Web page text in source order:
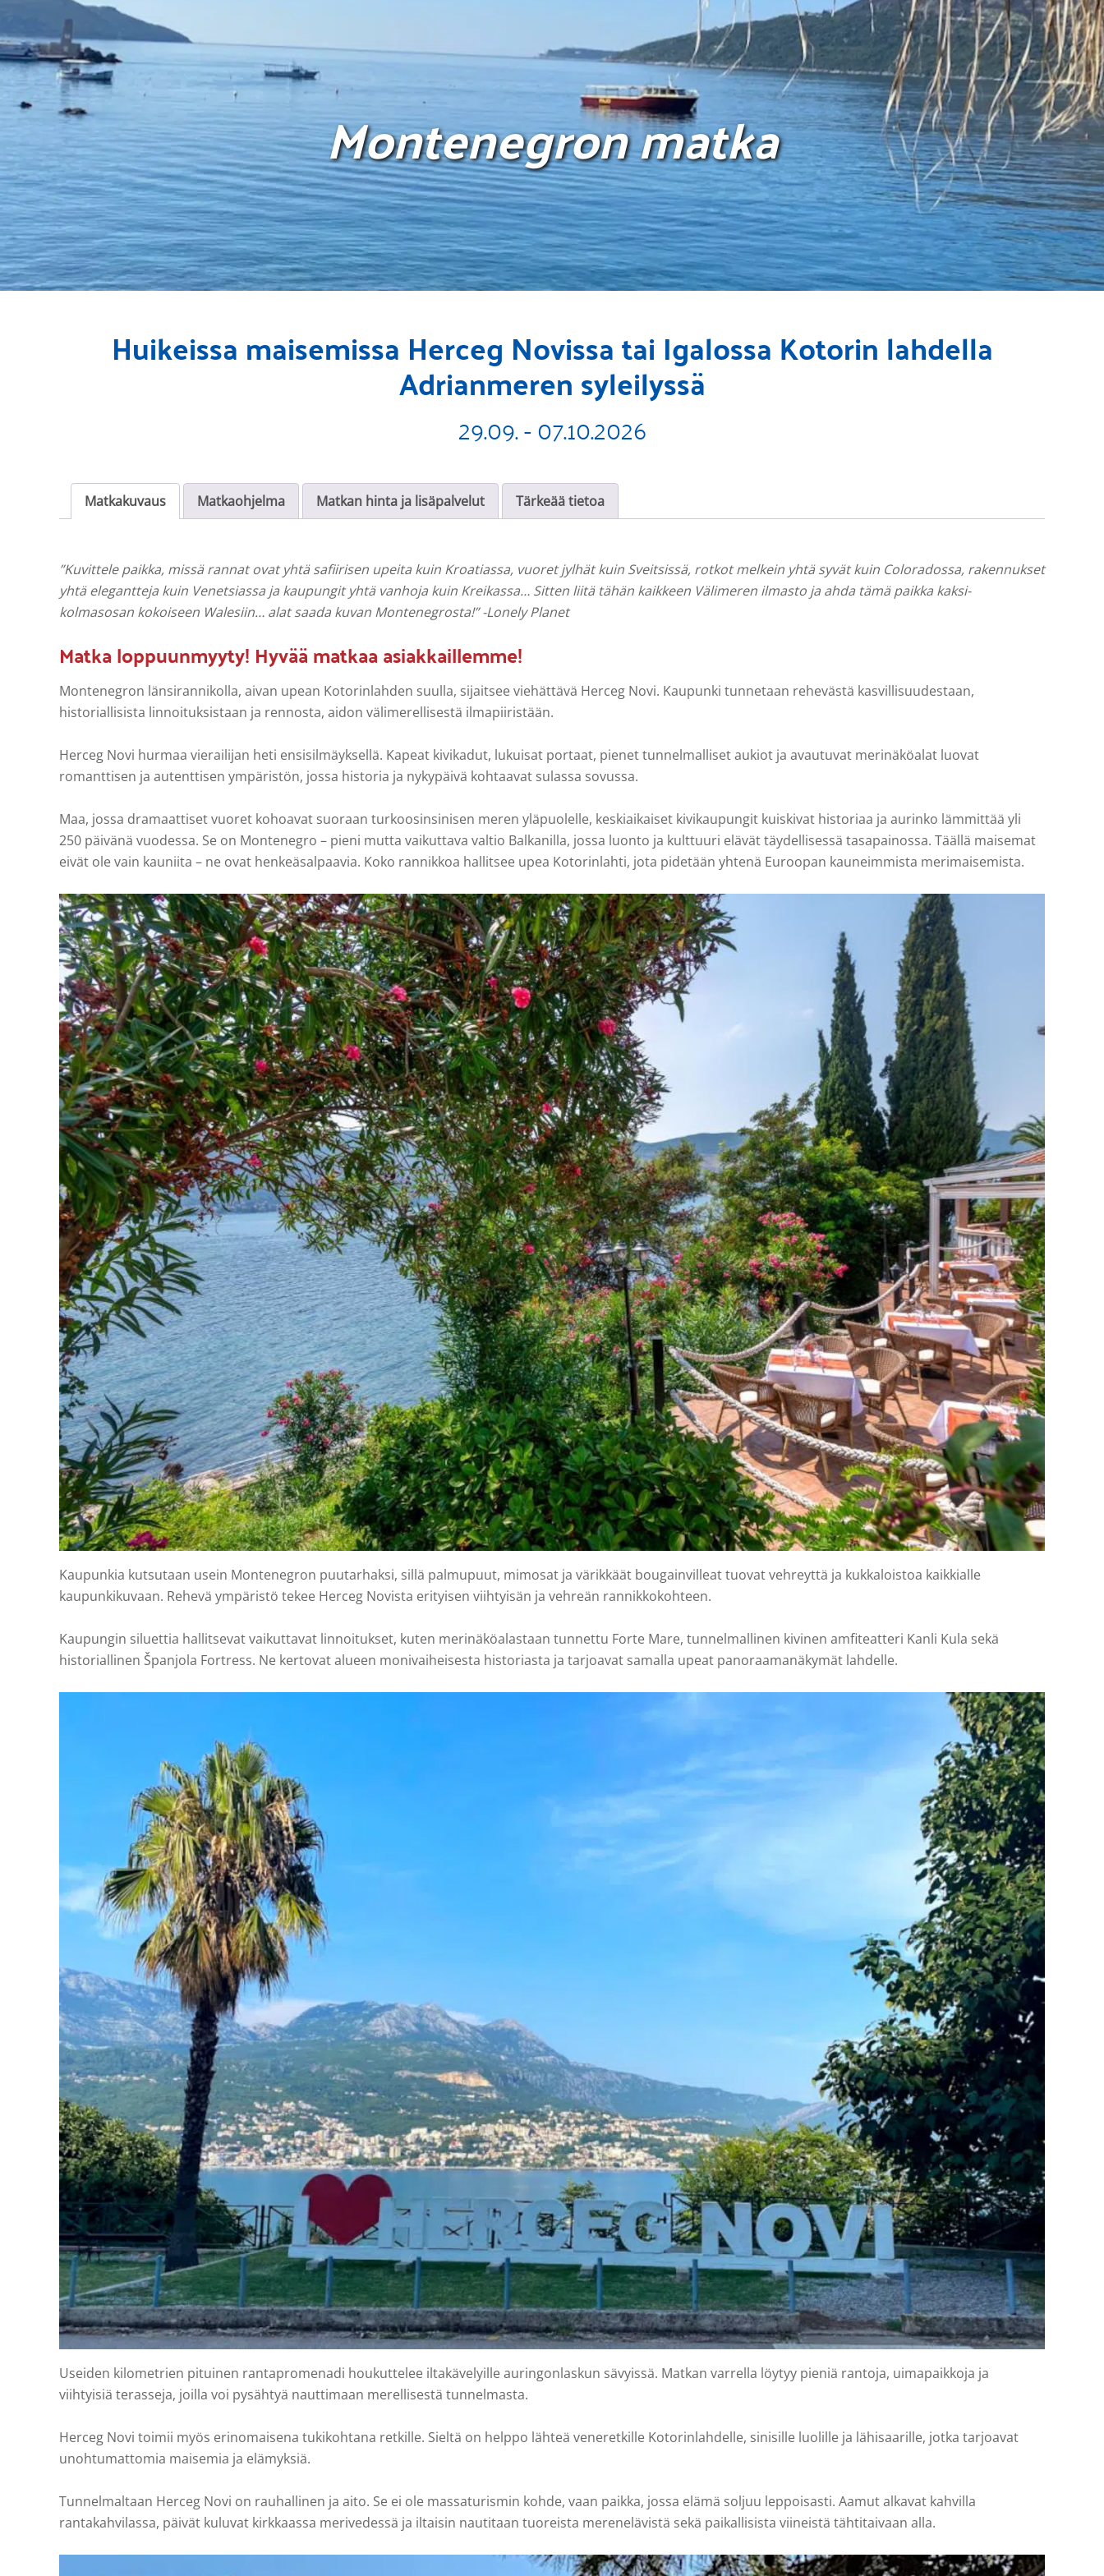
Montenegron matka
Huikeissa maisemissa Herceg Novissa tai Igalossa Kotorin lahdella
Adrianmeren syleilyssä
29.09. - 07.10.2026
Matkakuvaus Matkaohjelma Matkan hinta ja lisäpalvelut Tärkeää tietoa
”Kuvittele paikka, missä rannat ovat yhtä safiirisen upeita kuin Kroatiassa, vuoret jylhät kuin Sveitsissä, rotkot melkein yhtä syvät kuin Coloradossa, rakennukset
yhtä elegantteja kuin Venetsiassa ja kaupungit yhtä vanhoja kuin Kreikassa… Sitten liitä tähän kaikkeen Välimeren ilmasto ja ahda tämä paikka kaksi-
kolmasosan kokoiseen Walesiin… alat saada kuvan Montenegrosta!” -Lonely Planet
Matka loppuunmyyty! Hyvää matkaa asiakkaillemme!
Montenegron länsirannikolla, aivan upean Kotorinlahden suulla, sijaitsee viehättävä Herceg Novi. Kaupunki tunnetaan rehevästä kasvillisuudestaan,
historiallisista linnoituksistaan ja rennosta, aidon välimerellisestä ilmapiiristään.
Herceg Novi hurmaa vierailijan heti ensisilmäyksellä. Kapeat kivikadut, lukuisat portaat, pienet tunnelmalliset aukiot ja avautuvat merinäköalat luovat
romanttisen ja autenttisen ympäristön, jossa historia ja nykypäivä kohtaavat sulassa sovussa.
Maa, jossa dramaattiset vuoret kohoavat suoraan turkoosinsinisen meren yläpuolelle, keskiaikaiset kivikaupungit kuiskivat historiaa ja aurinko lämmittää yli
250 päivänä vuodessa. Se on Montenegro – pieni mutta vaikuttava valtio Balkanilla, jossa luonto ja kulttuuri elävät täydellisessä tasapainossa. Täällä maisemat
eivät ole vain kauniita – ne ovat henkeäsalpaavia. Koko rannikkoa hallitsee upea Kotorinlahti, jota pidetään yhtenä Euroopan kauneimmista merimaisemista.
Kaupunkia kutsutaan usein Montenegron puutarhaksi, sillä palmupuut, mimosat ja värikkäät bougainvilleat tuovat vehreyttä ja kukkaloistoa kaikkialle
kaupunkikuvaan. Rehevä ympäristö tekee Herceg Novista erityisen viihtyisän ja vehreän rannikkokohteen.
Kaupungin siluettia hallitsevat vaikuttavat linnoitukset, kuten merinäköalastaan tunnettu Forte Mare, tunnelmallinen kivinen amfiteatteri Kanli Kula sekä
historiallinen Španjola Fortress. Ne kertovat alueen monivaiheisesta historiasta ja tarjoavat samalla upeat panoraamanäkymät lahdelle.
Useiden kilometrien pituinen rantapromenadi houkuttelee iltakävelyille auringonlaskun sävyissä. Matkan varrella löytyy pieniä rantoja, uimapaikkoja ja
viihtyisiä terasseja, joilla voi pysähtyä nauttimaan merellisestä tunnelmasta.
Herceg Novi toimii myös erinomaisena tukikohtana retkille. Sieltä on helppo lähteä veneretkille Kotorinlahdelle, sinisille luolille ja lähisaarille, jotka tarjoavat
unohtumattomia maisemia ja elämyksiä.
Tunnelmaltaan Herceg Novi on rauhallinen ja aito. Se ei ole massaturismin kohde, vaan paikka, jossa elämä soljuu leppoisasti. Aamut alkavat kahvilla
rantakahvilassa, päivät kuluvat kirkkaassa merivedessä ja iltaisin nautitaan tuoreista merenelävistä sekä paikallisista viineistä tähtitaivaan alla.